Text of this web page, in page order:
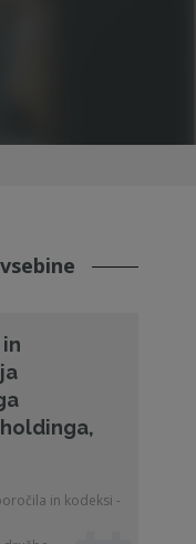
in kodeksi -